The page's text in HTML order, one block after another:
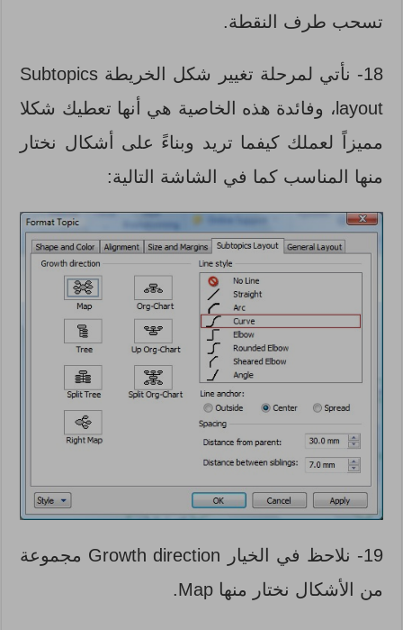
تسحب طرف النقطة.
18- نأتي لمرحلة تغيير شكل الخريطة Subtopics
layout، وفائدة هذه الخاصية هي أنها تعطيك شكلا
مميزاً لعملك كيفما تريد وبناءً على أشكال نختار
منها المناسب كما في الشاشة التالية:
19- نلاحظ في الخيار Growth direction مجموعة
من الأشكال نختار منها Map.